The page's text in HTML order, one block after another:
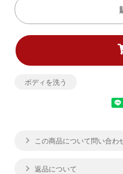
ボディを洗う
この商品について問い合わ
返品について